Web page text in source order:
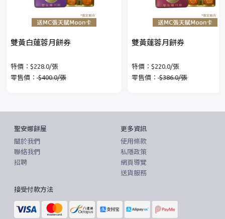
雙黃白蓮蓉月餅券
特價：$228.0/張
零售價： $400.0/張
雙黃蓮蓉月餅券
特價：$220.0/張
零售價：$386.0/張
聖安娜餅屋
關於我們
聯絡我們
招聘
更多資訊
使用條款
私隱政策
網頁導覽
送貨服務
接受付款方法